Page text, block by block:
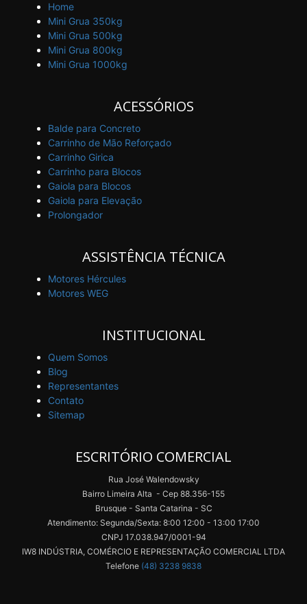
Home
Mini Grua 350kg
Mini Grua 500kg
Mini Grua 800kg
Mini Grua 1000kg
ACESSÓRIOS
Balde para Concreto
Carrinho de Mão Reforçado
Carrinho Girica
Carrinho para Blocos
Gaiola para Blocos
Gaiola para Elevação
Prolongador
ASSISTÊNCIA TÉCNICA
Motores Hércules
Motores WEG
INSTITUCIONAL
Quem Somos
Blog
Representantes
Contato
Sitemap
ESCRITÓRIO COMERCIAL
Rua José Walendowsky
Bairro Limeira Alta - Cep 88.356-155
Brusque - Santa Catarina - SC
Atendimento: Segunda/Sexta: 8:00 12:00 - 13:00 17:00
CNPJ 17.038.947/0001-94
IW8 INDÚSTRIA, COMÉRCIO E REPRESENTAÇÃO COMERCIAL LTDA
Telefone (48) 3238 9838